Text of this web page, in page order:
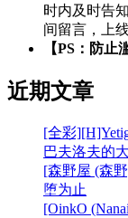
时内及时告
间留言，上
【PS：防止
近期文章
[全彩
巴夫洛夫的
[森野屋 (森
堕为止
[OinkO